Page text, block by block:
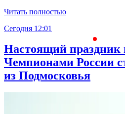
Читать полностью
Сегодня 12:01
Настоящий праздник
Чемпионами России
из Подмосковья